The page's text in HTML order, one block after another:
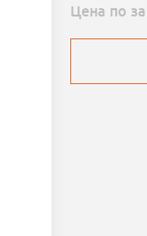
Цена по